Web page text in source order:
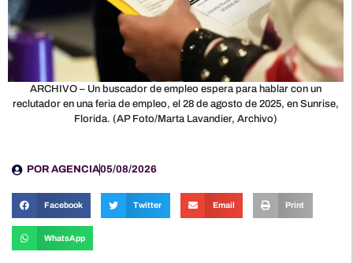
ARCHIVO – Un buscador de empleo espera para hablar con un
reclutador en una feria de empleo, el 28 de agosto de 2025, en Sunrise,
Florida. (AP Foto/Marta Lavandier, Archivo)
POR AGENCIA05/08/2026
Facebook Twitter Email Print
WhatsApp